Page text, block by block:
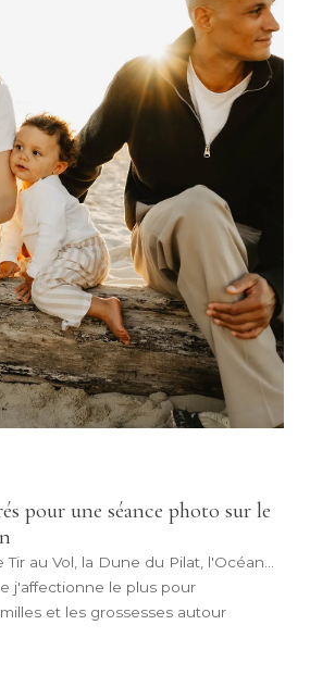
pour une séance photo sur le
Tir au Vol, la Dune du Pilat, l'Océan…
j'affectionne le plus pour
et les grossesses autour